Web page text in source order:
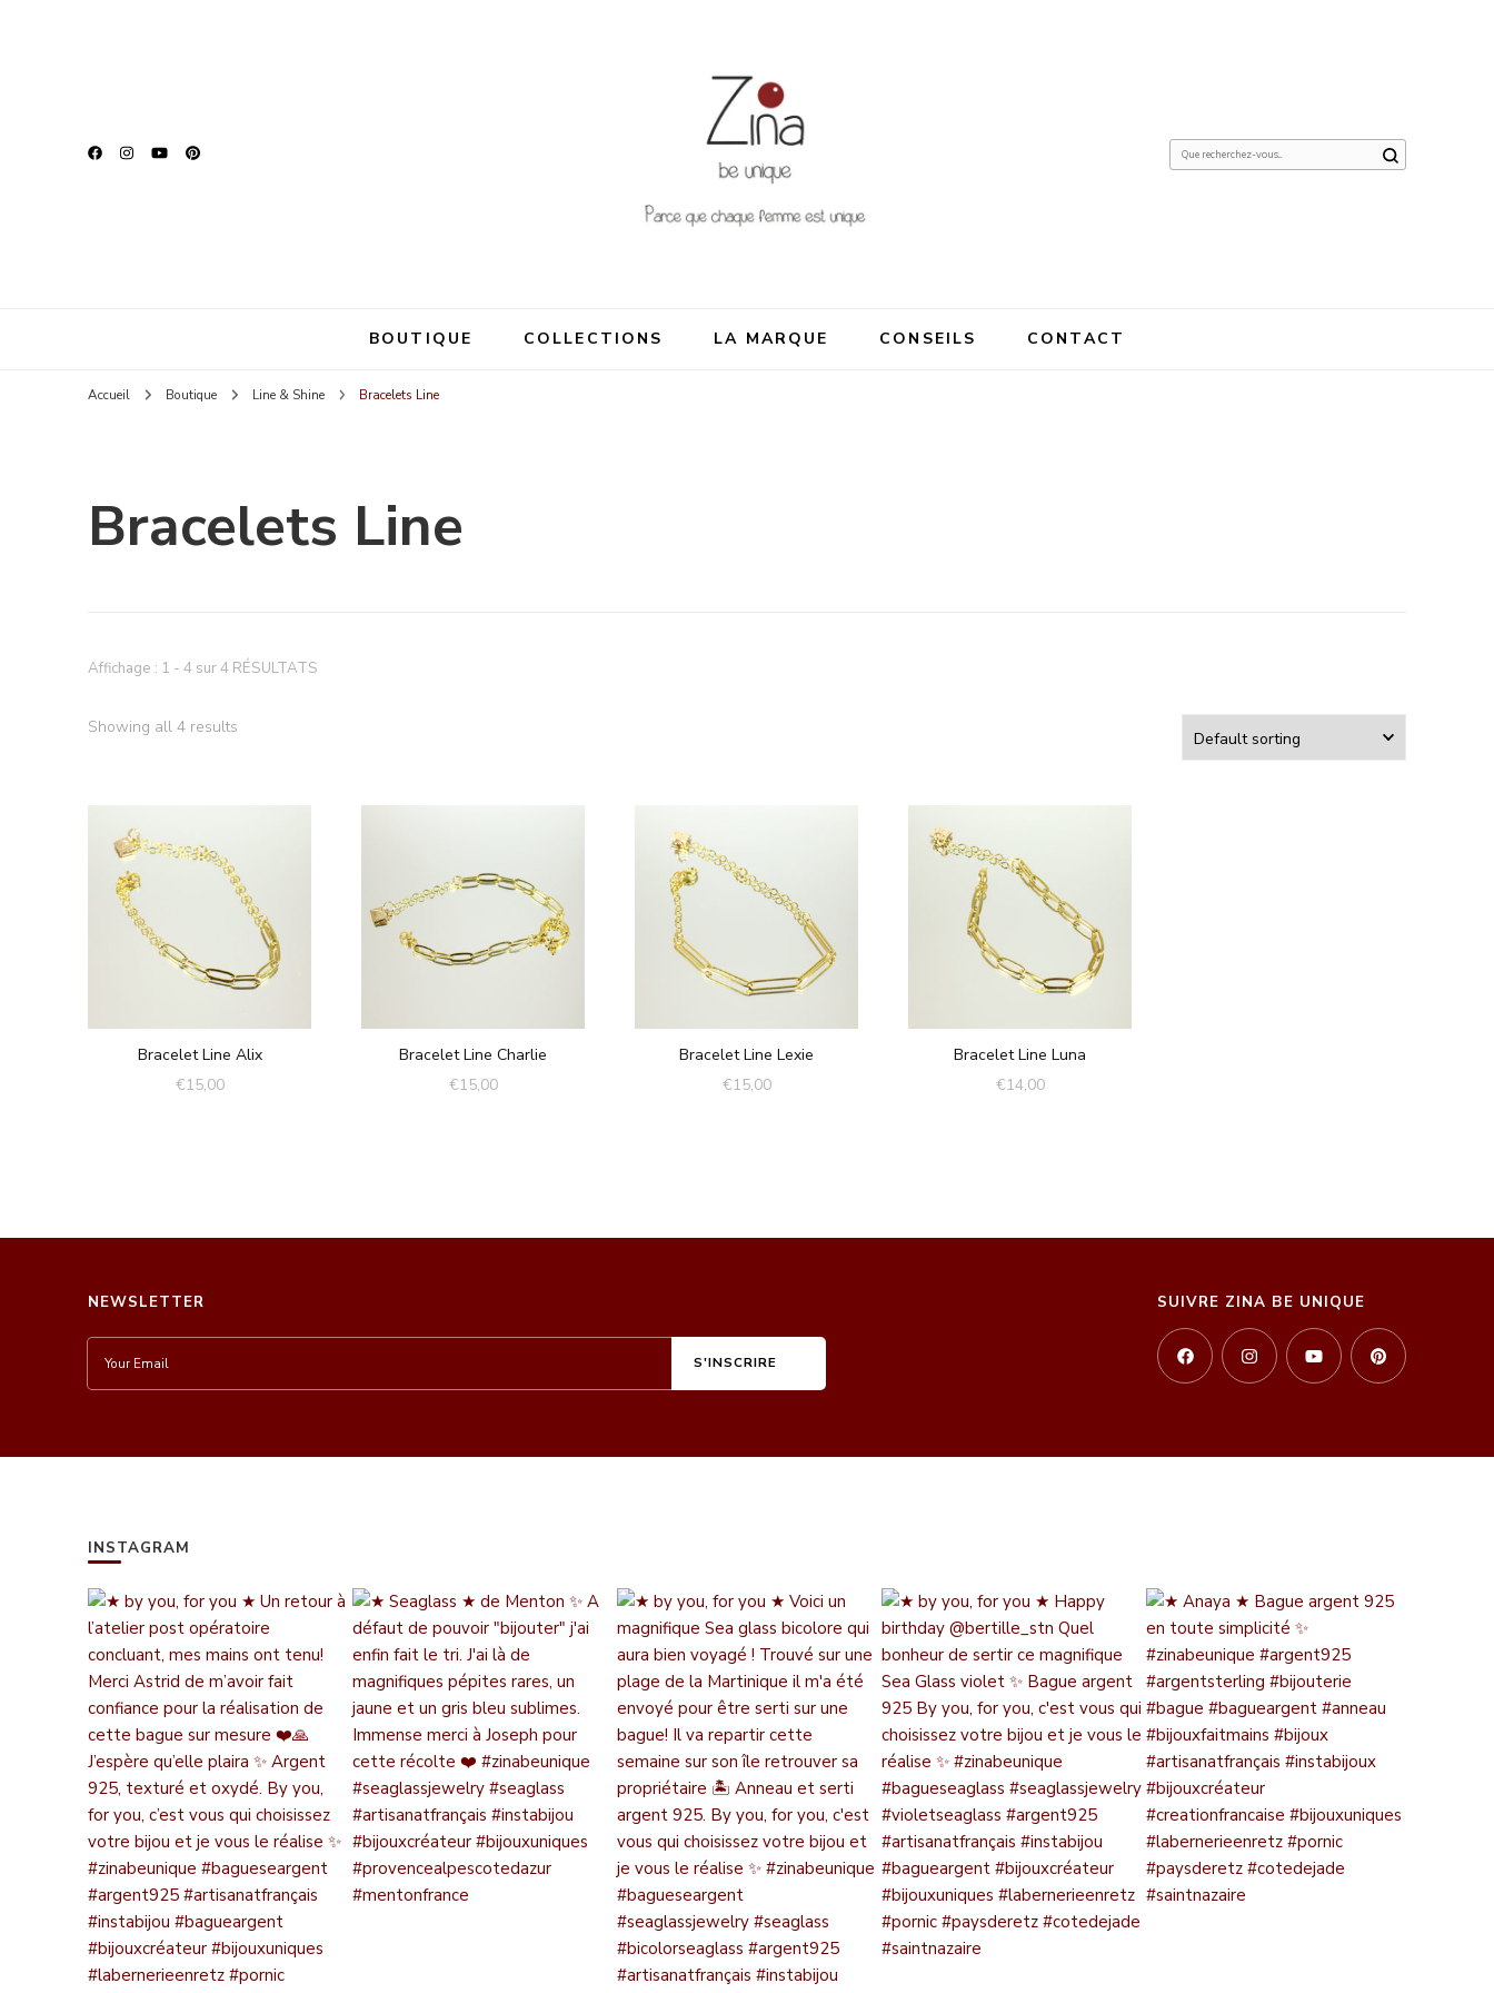
Vous
BOUTIQUE COLLECTIONS LA MARQUE CONSEILS CONTACT
Accueil Boutique Line & Shine Bracelets Line
Bracelets Line
Affichage : 1 - 4 sur 4 RÉSULTATS
Showing all 4 results
Bracelet Line Alix
€15,00
Bracelet Line Charlie
€15,00
Bracelet Line Lexie
€15,00
Bracelet Line Luna
€14,00
NEWSLETTER SUIVRE ZINA BE UNIQUE
INSTAGRAM